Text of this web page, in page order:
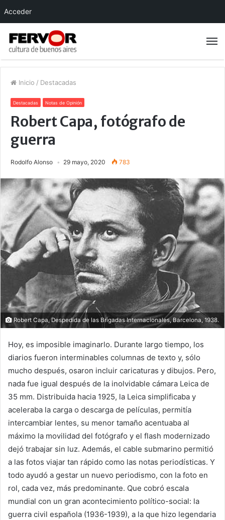
Inicio / Destacadas
Destacadas Notas de Opinión
Robert Capa, fotógrafo de
guerra
Rodolfo Alonso 29 mayo, 2020 783
Robert Capa, Despedida de las Brigadas Internacionales, Barcelona, 1938.
Hoy, es imposible imaginarlo. Durante largo tiempo, los
diarios fueron interminables columnas de texto y, sólo
mucho después, osaron incluir caricaturas y dibujos. Pero,
nada fue igual después de la inolvidable cámara Leica de
35 mm. Distribuida hacia 1925, la Leica simplificaba y
aceleraba la carga o descarga de películas, permitía
intercambiar lentes, su menor tamaño acentuaba al
máximo la movilidad del fotógrafo y el flash modernizado
dejó trabajar sin luz. Además, el cable submarino permitió
a las fotos viajar tan rápido como las notas periodísticas. Y
todo ayudó a gestar un nuevo periodismo, con la foto en
rol, cada vez, más predominante. Que cobró escala
mundial con un gran acontecimiento político-social: la
guerra civil española (1936-1939), a la que hizo legendaria
Acceder